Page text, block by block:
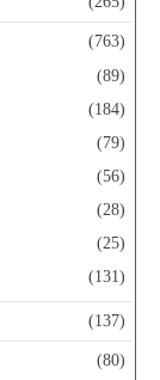
(763)
(89)
(184)
(79)
(56)
(28)
(25)
(131)
(137)
(80)